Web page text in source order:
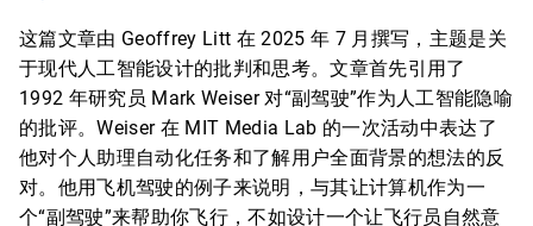
这篇文章由 Geoffrey Litt 在 2025 年 7 月撰写，主题是关
于现代人工智能设计的批判和思考。文章首先引用了
1992 年研究员 Mark Weiser 对“副驾驶”作为人工智能隐喻
的批评。Weiser 在 MIT Media Lab 的一次活动中表达了
他对个人助理自动化任务和了解用户全面背景的想法的反
对。他用飞机驾驶的例子来说明，与其让计算机作为一
个“副驾驶”来帮助你飞行，不如设计一个让飞行员自然意